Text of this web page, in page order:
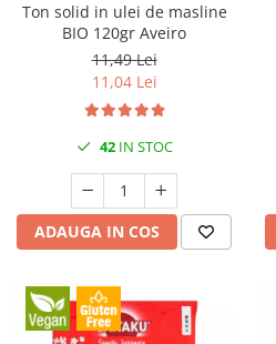
Ton solid in ulei de masline
BIO 120gr Aveiro
11,49 Lei
11,04 Lei
42IN STOC
ADAUGA IN COS